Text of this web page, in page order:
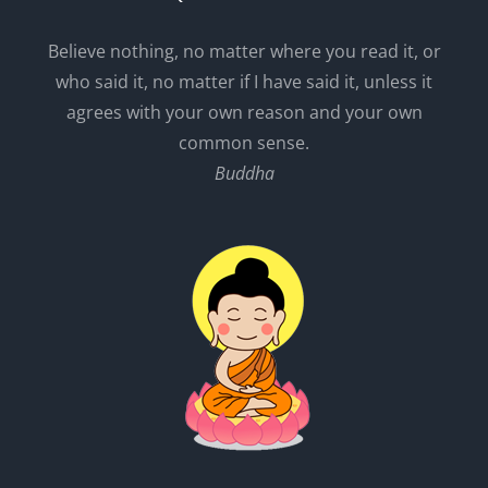
Believe nothing, no matter where you read it, or
who said it, no matter if I have said it, unless it
agrees with your own reason and your own
common sense.
Buddha